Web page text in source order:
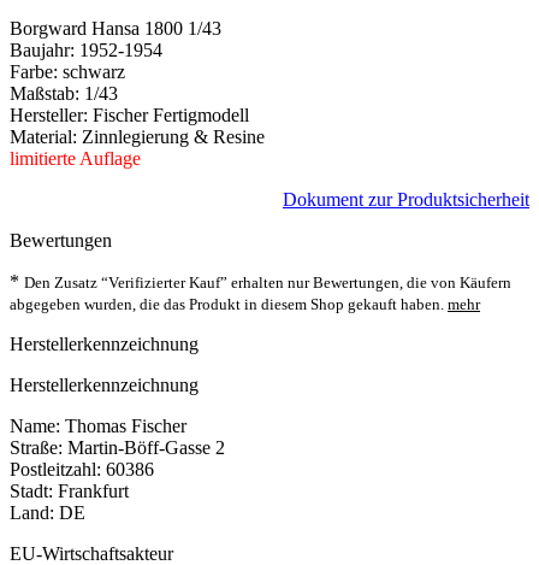
Borgward Hansa 1800 1/43
Baujahr: 1952-1954
Farbe: schwarz
Maßstab: 1/43
Hersteller: Fischer Fertigmodell
Material: Zinnlegierung & Resine
limitierte Auflage
Dokument zur Produktsicherheit
Bewertungen
* Den Zusatz “Verifizierter Kauf” erhalten nur Bewertungen, die von Käufern
abgegeben wurden, die das Produkt in diesem Shop gekauft haben. mehr
Herstellerkennzeichnung
Herstellerkennzeichnung
Name: Thomas Fischer
Straße: Martin-Böff-Gasse 2
Postleitzahl: 60386
Stadt: Frankfurt
Land: DE
EU-Wirtschaftsakteur